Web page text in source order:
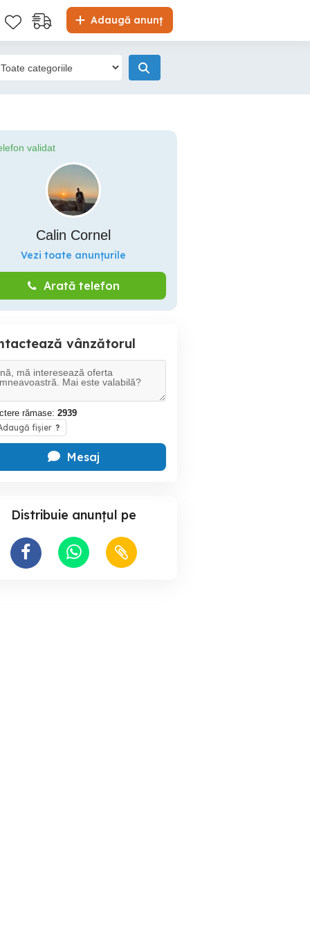
Adaugă anunț
validat
Calin Cornel
Vezi toate anunțurile
Arată telefon
vânzătorul
rămase: 2939
fișier ?
Mesaj
Distribuie anunțul pe